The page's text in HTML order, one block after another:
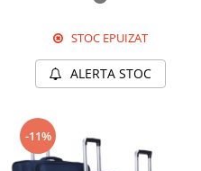
STOC EPUIZAT
ALERTA STOC
-11%